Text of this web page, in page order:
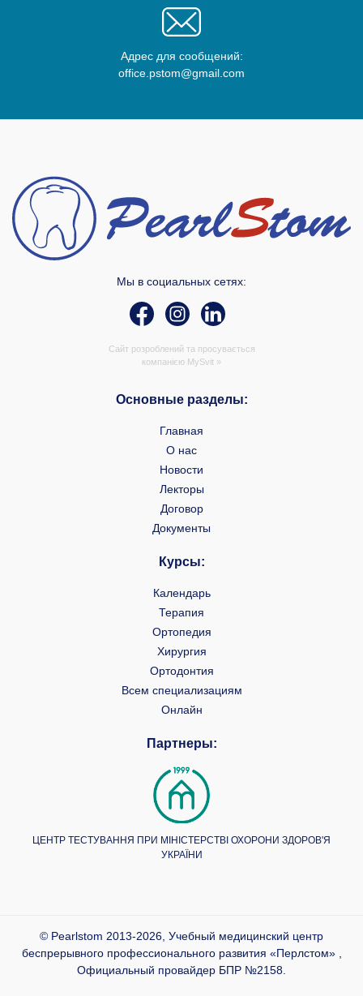
Адрес для сообщений:
office.pstom@gmail.com
Мы в социальных сетях:
Сайт розроблений та просувається
компанією MySvit »
Основные разделы:
Главная
О нас
Новости
Лекторы
Договор
Документы
Курсы:
Календарь
Терапия
Ортопедия
Хирургия
Ортодонтия
Всем специализациям
Онлайн
Партнеры:
ЦЕНТР ТЕСТУВАННЯ ПРИ МІНІСТЕРСТВІ ОХОРОНИ ЗДОРОВ'Я
УКРАЇНИ
© Pearlstom 2013-2026, Учебный медицинский центр
беспрерывного профессионального развития «Перлстом» ,
Официальный провайдер БПР №2158.